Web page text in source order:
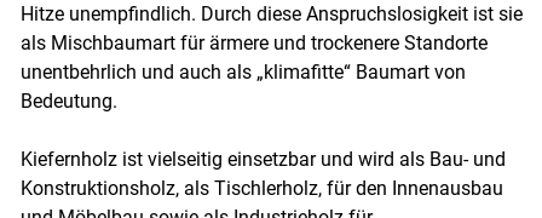
Hitze unempfindlich. Durch diese Anspruchslosigkeit ist sie
als Mischbaumart für ärmere und trockenere Standorte
unentbehrlich und auch als „klimafitte“ Baumart von
Bedeutung.
Kiefernholz ist vielseitig einsetzbar und wird als Bau- und
Konstruktionsholz, als Tischlerholz, für den Innenausbau